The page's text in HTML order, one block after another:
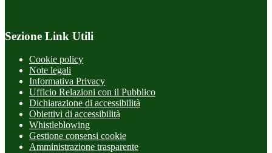
Sezione Link Utili
Cookie policy
Note legali
Informativa Privacy
Ufficio Relazioni con il Pubblico
Dichiarazione di accessibilità
Obiettivi di accessibilità
Whistleblowing
Gestione consensi cookie
Amministrazione trasparente